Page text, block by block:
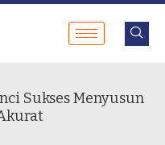
Sukses Menyusun